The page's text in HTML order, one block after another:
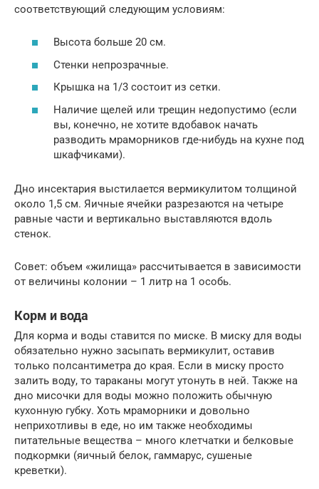
соответствующий следующим условиям:
Высота больше 20 см.
Стенки непрозрачные.
Крышка на 1/3 состоит из сетки.
Наличие щелей или трещин недопустимо (если
вы, конечно, не хотите вдобавок начать
разводить мраморников где-нибудь на кухне под
шкафчиками).
Дно инсектария выстилается вермикулитом толщиной
около 1,5 см. Яичные ячейки разрезаются на четыре
равные части и вертикально выставляются вдоль
стенок.
Совет: объем «жилища» рассчитывается в зависимости
от величины колонии – 1 литр на 1 особь.
Корм и вода
Для корма и воды ставится по миске. В миску для воды
обязательно нужно засыпать вермикулит, оставив
только полсантиметра до края. Если в миску просто
залить воду, то тараканы могут утонуть в ней. Также на
дно мисочки для воды можно положить обычную
кухонную губку. Хоть мраморники и довольно
неприхотливы в еде, но им также необходимы
питательные вещества – много клетчатки и белковые
подкормки (яичный белок, гаммарус, сушеные
креветки).